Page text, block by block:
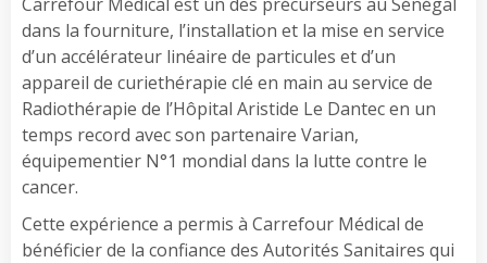
dans la fourniture, l’installation et la mise en service
d’un accélérateur linéaire de particules et d’un
appareil de curiethérapie clé en main au service de
Radiothérapie de l’Hôpital Aristide Le Dantec en un
temps record avec son partenaire Varian,
équipementier N°1 mondial dans la lutte contre le
cancer.
Cette expérience a permis à Carrefour Médical de
bénéficier de la confiance des Autorités Sanitaires qui